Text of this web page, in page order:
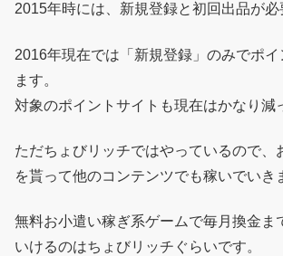
2015年時には、新規登録と初回出品が必
2016年現在では「新規登録」のみでポイ
ます。
対象のポイントサイトも現在はかなり減
ただちょびリッチではやっているので、
を貰って他のコンテンツでも稼いでいき
無料お小遣い稼ぎ系ゲームで毎月換金ま
いけるのはちょびリッチぐらいです。